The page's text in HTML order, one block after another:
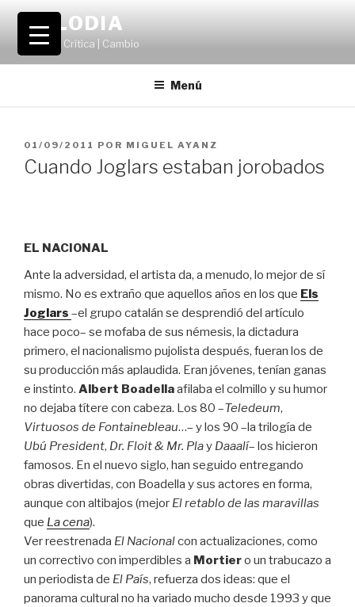
Saltar
contenido
VOLODIA
Teatro | Crítica | Cambio
Menú
PUBLICADO
EL
01/09/2011 POR MIGUEL AYANZ
Cuando Joglars estaban jorobados
EL NACIONAL
Ante la adversidad, el artista da, a menudo, lo mejor de sí
mismo. No es extraño que aquellos años en los que Els
Joglars –el grupo catalán se desprendió del artículo
hace poco– se mofaba de sus némesis, la dictadura
primero, el nacionalismo pujolista después, fueran los de
su producción más aplaudida. Eran jóvenes, tenían ganas
e instinto. Albert Boadellaafilaba el colmillo y su humor
no dejaba títere con cabeza. Los 80 –Teledeum,
Virtuosos de Fontainebleau…– y los 90 –la trilogía de
Ubú President, Dr. Floit & Mr. Play Daaalí– los hicieron
famosos. En el nuevo siglo, han seguido entregando
obras divertidas, con Boadella y sus actores en forma,
aunque con altibajos (mejor El retablo de las maravillas
que La cena).
Ver reestrenada El Nacionalcon actualizaciones, como
un correctivo con imperdibles a Mortiero un trabucazo a
un periodista de El País, refuerza dos ideas: que el
panorama cultural no ha variado mucho desde 1993 y que